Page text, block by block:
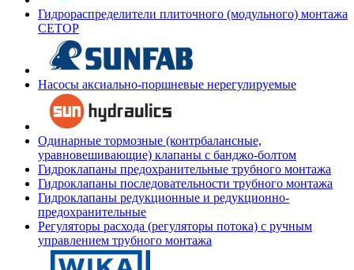
Гидрораспределители плиточного (модульного) монтажа
СЕТОР
Насосы аксиально-поршневые нерегулируемые
Одинарные тормозные (контрбалансные,
уравновешивающие) клапаны с банджо-болтом
Гидроклапаны предохранительные трубного монтажа
Гидроклапаны последовательности трубного монтажа
Гидроклапаны редукционные и редукционно-
предохранительные
Регуляторы расхода (регуляторы потока) с ручным
управлением трубного монтажа